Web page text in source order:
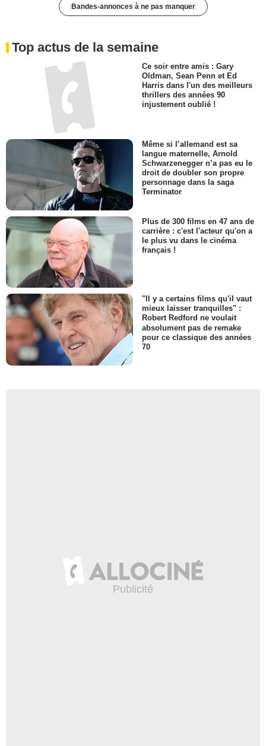
Bandes-annonces à ne pas manquer
Top actus de la semaine
Ce soir entre amis : Gary
Oldman, Sean Penn et Ed
Harris dans l'un des meilleurs
thrillers des années 90
injustement oublié !
Même si l’allemand est sa
langue maternelle, Arnold
Schwarzenegger n’a pas eu le
droit de doubler son propre
personnage dans la saga
Terminator
Plus de 300 films en 47 ans de
carrière : c'est l'acteur qu'on a
le plus vu dans le cinéma
français !
"Il y a certains films qu'il vaut
mieux laisser tranquilles" :
Robert Redford ne voulait
absolument pas de remake
pour ce classique des années
70